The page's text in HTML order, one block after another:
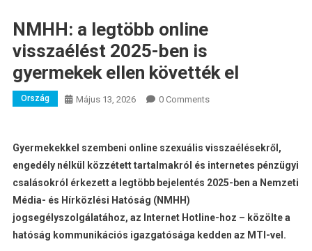
NMHH: a legtöbb online
visszaélést 2025-ben is
gyermekek ellen követték el
Ország Május 13, 2026 0 Comments
Gyermekekkel szembeni online szexuális visszaélésekről,
engedély nélkül közzétett tartalmakról és internetes pénzügyi
csalásokról érkezett a legtöbb bejelentés 2025-ben a Nemzeti
Média- és Hírközlési Hatóság (NMHH)
jogsegélyszolgálatához, az Internet Hotline-hoz – közölte a
hatóság kommunikációs igazgatósága kedden az MTI-vel.